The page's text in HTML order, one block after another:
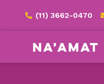
(11) 3662-0470